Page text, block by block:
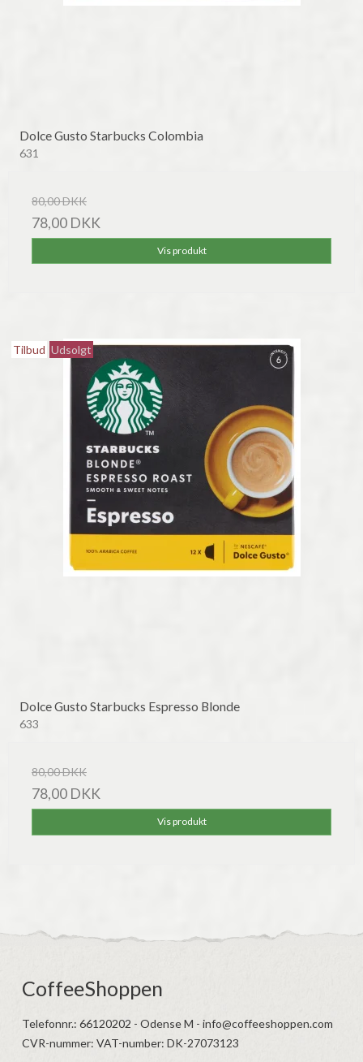
Dolce Gusto Starbucks Colombia
631
80,00 DKK
78,00 DKK
Vis produkt
Tilbud Udsolgt
Dolce Gusto Starbucks Espresso Blonde
633
80,00 DKK
78,00 DKK
Vis produkt
CoffeeShoppen
Telefonnr.: 66120202 - Odense M - info@coffeeshoppen.com
CVR-nummer: VAT-number: DK-27073123